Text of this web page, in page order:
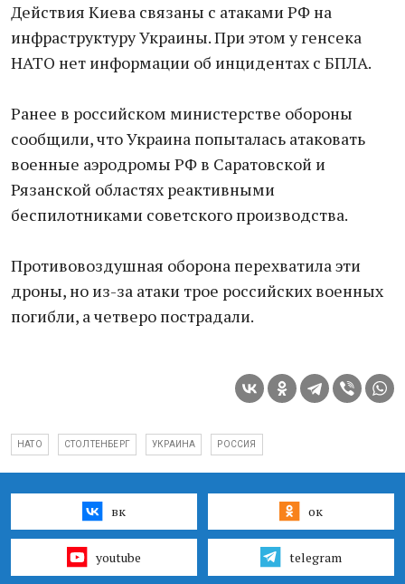
Действия Киева связаны с атаками РФ на
инфраструктуру Украины. При этом у генсека
НАТО нет информации об инцидентах с БПЛА.
Ранее в российском министерстве обороны
сообщили, что Украина попыталась атаковать
военные аэродромы РФ в Саратовской и
Рязанской областях реактивными
беспилотниками советского производства.
Противовоздушная оборона перехватила эти
дроны, но из-за атаки трое российских военных
погибли, а четверо пострадали.
НАТО СТОЛТЕНБЕРГ УКРАИНА РОССИЯ
вк ок
youtube telegram